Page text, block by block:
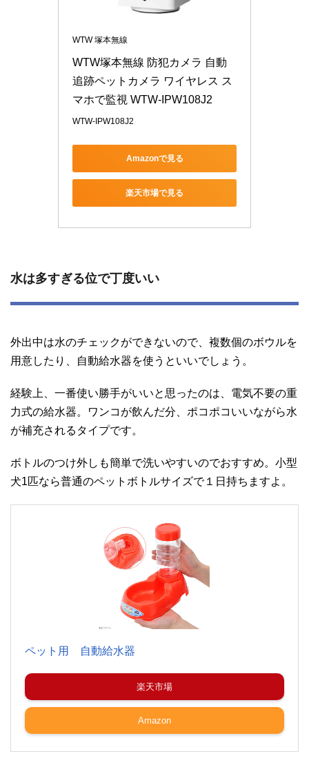
WTW 塚本無線
WTW塚本無線 防犯カメラ 自動
追跡ペットカメラ ワイヤレス ス
マホで監視 WTW-IPW108J2
WTW-IPW108J2
Amazonで見る
楽天市場で見る
水は多すぎる位で丁度いい
外出中は水のチェックができないので、複数個のボウルを
用意したり、自動給水器を使うといいでしょう。
経験上、一番使い勝手がいいと思ったのは、電気不要の重
力式の給水器。ワンコが飲んだ分、ポコポコいいながら水
が補充されるタイプです。
ボトルのつけ外しも簡単で洗いやすいのでおすすめ。小型
犬1匹なら普通のペットボトルサイズで１日持ちますよ。
ペット用 自動給水器
楽天市場
Amazon